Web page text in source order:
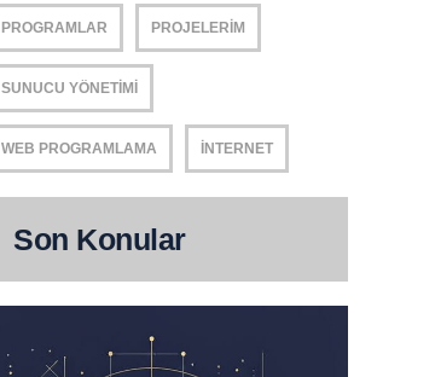
PROGRAMLAR PROJELERIM
SUNUCU YÖNETIMI
WEB PROGRAMLAMA İNTERNET
Son Konular